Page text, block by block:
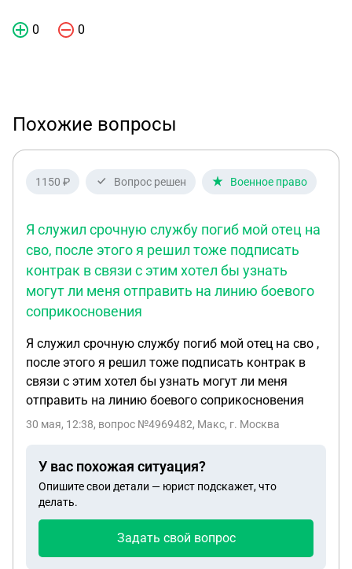
0 0
Похожие вопросы
1150 ₽ Вопрос решен Военное право
Я служил срочную службу погиб мой отец на
сво, после этого я решил тоже подписать
контрак в связи с этим хотел бы узнать
могут ли меня отправить на линию боевого
соприкосновения
Я служил срочную службу погиб мой отец на сво ,
после этого я решил тоже подписать контрак в
связи с этим хотел бы узнать могут ли меня
отправить на линию боевого соприкосновения
30 мая, 12:38, вопрос №4969482, Макс, г. Москва
У вас похожая ситуация?
Опишите свои детали — юрист подскажет, что
делать.
Задать свой вопрос